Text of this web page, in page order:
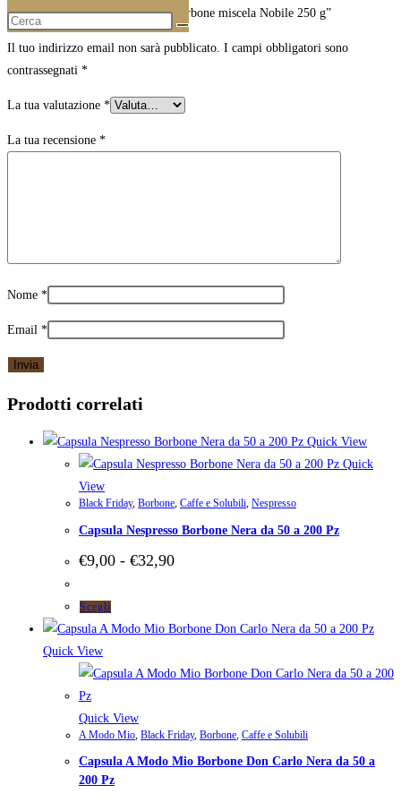
Recensisci per primo “Macinato Borbone miscela Nobile 250 g”
Il tuo indirizzo email non sarà pubblicato. I campi obbligatori sono
contrassegnati *
La tua valutazione *
La tua recensione *
Nome *
Email *
Prodotti correlati
Quick View
Quick
View
Black Friday, Borbone, Caffe e Solubili, Nespresso
Capsula Nespresso Borbone Nera da 50 a 200 Pz
€9,00 - €32,90Fascia
€9,00
a
Scegli
prodotto
più
Le
opzioni
possono
essere
Quick View
Quick View
A Modo Mio Black Friday, Borbone Caffe e Solubili
Capsula A Modo Mio Borbone Don Carlo Nera da 50 a
200 Pz